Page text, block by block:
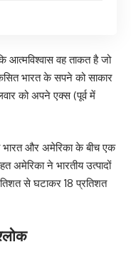
आत्मविश्वास वह ताकत है जो
भारत के सपने को साकार
को अपने एक्स (पूर्व में
और अमेरिका के बीच एक
अमेरिका ने भारतीय उत्पादों
से घटाकर 18 प्रतिशत